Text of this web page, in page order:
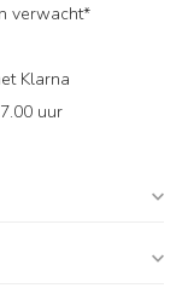
verwacht*
Klarna
uur